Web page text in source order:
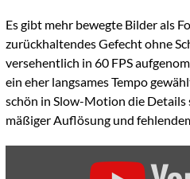
Es gibt mehr bewegte Bilder als
zurückhaltendes Gefecht ohne
versehentlich in 60 FPS
ein eher langsames Tempo
schön in Slow-Motion die Details
mäßiger Auflösung und